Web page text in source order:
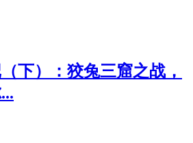
下）：狡兔三窟之战，